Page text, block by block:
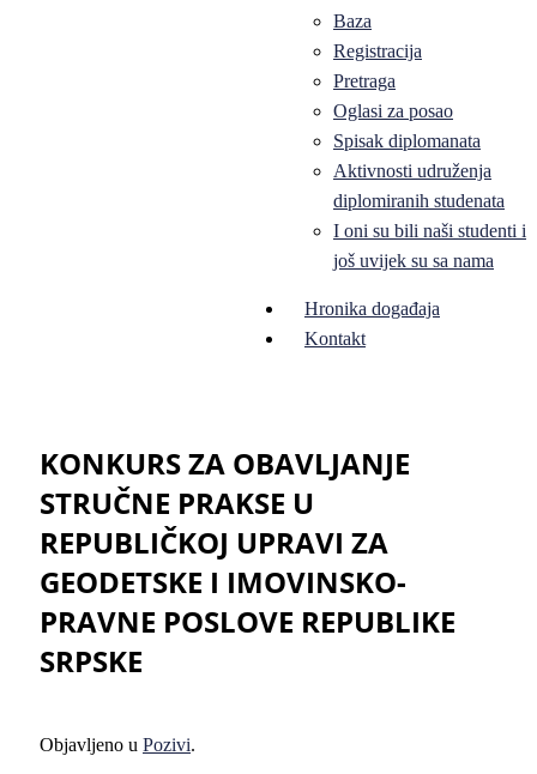
Baza
Registracija
Pretraga
Oglasi za posao
Spisak diplomanata
Aktivnosti udruženja
diplomiranih studenata
I oni su bili naši studenti i
još uvijek su sa nama
Hronika događaja
Kontakt
KONKURS ZA OBAVLJANJE
STRUČNE PRAKSE U
REPUBLIČKOJ UPRAVI ZA
GEODETSKE I IMOVINSKO-
PRAVNE POSLOVE REPUBLIKE
SRPSKE
Objavljeno u Pozivi.